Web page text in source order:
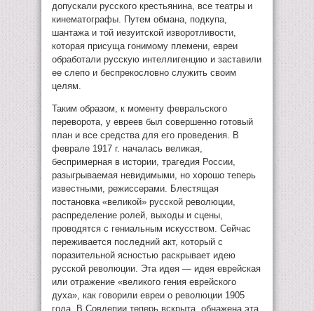
допускали русского крестьянина, все театры и
кинематографы. Путем обмана, подкупа,
шантажа и той иезуитской изворотливости,
которая присуща гонимому племени, евреи
обработали русскую интеллигенцию и заставили
ее слепо и беспрекословно служить своим
целям.
Таким образом, к моменту февральского
переворота, у евреев был совершенно готовый
план и все средства для его проведения. В
феврале 1917 г. началась великая,
беспримерная в истории, трагедия России,
разыгрываемая невидимыми, но хорошо теперь
известными, режиссерами. Блестящая
постановка «великой» русской революции,
распределение ролей, выходы и сцены,
проводятся с гениальным искусством. Сейчас
переживается последний акт, который с
поразительной ясностью раскрывает идею
русской революции. Эта идея — идея еврейская
или отражение «великого гения еврейского
духа», как говорили евреи о революции 1905
года. В Совдепии теперь вскрыта, обнажена эта